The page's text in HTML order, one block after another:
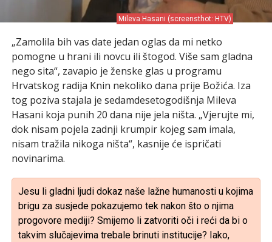
Mileva Hasani (screensthot: HTV)
„Zamolila bih vas date jedan oglas da mi netko
pomogne u hrani ili novcu ili štogod. Više sam gladna
nego sita“, zavapio je ženske glas u programu
Hrvatskog radija Knin nekoliko dana prije Božića. Iza
tog poziva stajala je sedamdesetogodišnja Mileva
Hasani koja punih 20 dana nije jela ništa. „Vjerujte mi,
dok nisam pojela zadnji krumpir kojeg sam imala,
nisam tražila nikoga ništa“, kasnije će ispričati
novinarima.
Jesu li gladni ljudi dokaz naše lažne humanosti u kojima
brigu za susjede pokazujemo tek nakon što o njima
progovore mediji? Smijemo li zatvoriti oči i reći da bi o
takvim slučajevima trebale brinuti institucije? Iako,